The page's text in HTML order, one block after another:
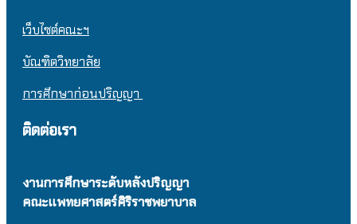
เว็บไซต์คณะฯ
บัณฑิตวิทยาลัย
การศึกษาก่อนปริญญา
ติดต่อเรา
งานการศึกษาระดับหลังปริญญา
คณะแพทยศาสตร์ศิริราชพยาบาล